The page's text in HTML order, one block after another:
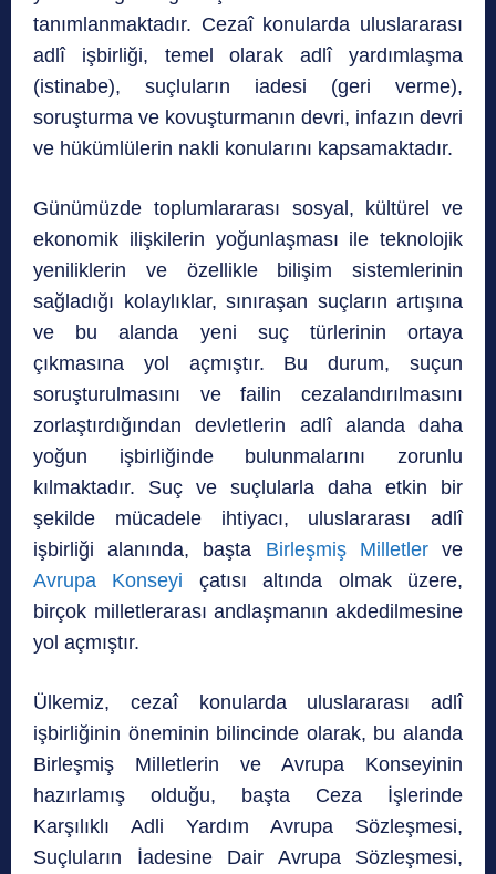
tanımlanmaktadır. Cezaî konularda uluslararası
adlî işbirliği, temel olarak adlî yardımlaşma
(istinabe), suçluların iadesi (geri verme),
soruşturma ve kovuşturmanın devri, infazın devri
ve hükümlülerin nakli konularını kapsamaktadır.
Günümüzde toplumlararası sosyal, kültürel ve
ekonomik ilişkilerin yoğunlaşması ile teknolojik
yeniliklerin ve özellikle bilişim sistemlerinin
sağladığı kolaylıklar, sınıraşan suçların artışına
ve bu alanda yeni suç türlerinin ortaya
çıkmasına yol açmıştır. Bu durum, suçun
soruşturulmasını ve failin cezalandırılmasını
zorlaştırdığından devletlerin adlî alanda daha
yoğun işbirliğinde bulunmalarını zorunlu
kılmaktadır. Suç ve suçlularla daha etkin bir
şekilde mücadele ihtiyacı, uluslararası adlî
işbirliği alanında, başta Birleşmiş Milletlerve
Avrupa Konseyi çatısı altında olmak üzere,
birçok milletlerarası andlaşmanın akdedilmesine
yol açmıştır.
Ülkemiz, cezaî konularda uluslararası adlî
işbirliğinin öneminin bilincinde olarak, bu alanda
Birleşmiş Milletlerin ve Avrupa Konseyinin
hazırlamış olduğu, başta Ceza İşlerinde
Karşılıklı Adli Yardım Avrupa Sözleşmesi,
Suçluların İadesine Dair Avrupa Sözleşmesi,